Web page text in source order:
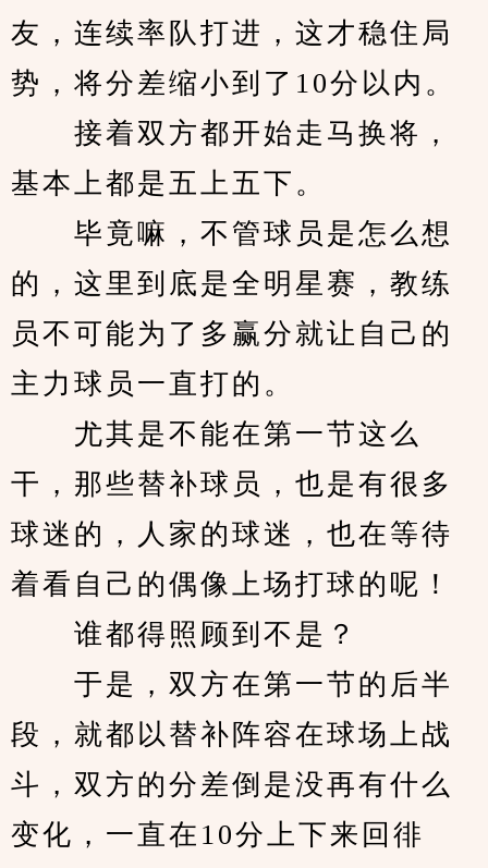
友，连续率队打进，这才稳住局
势，将分差缩小到了10分以内。
接着双方都开始走马换将，
基本上都是五上五下。
毕竟嘛，不管球员是怎么想
的，这里到底是全明星赛，教练
员不可能为了多赢分就让自己的
主力球员一直打的。
尤其是不能在第一节这么
干，那些替补球员，也是有很多
球迷的，人家的球迷，也在等待
着看自己的偶像上场打球的呢！
谁都得照顾到不是？
于是，双方在第一节的后半
段，就都以替补阵容在球场上战
斗，双方的分差倒是没再有什么
变化，一直在10分上下来回徘